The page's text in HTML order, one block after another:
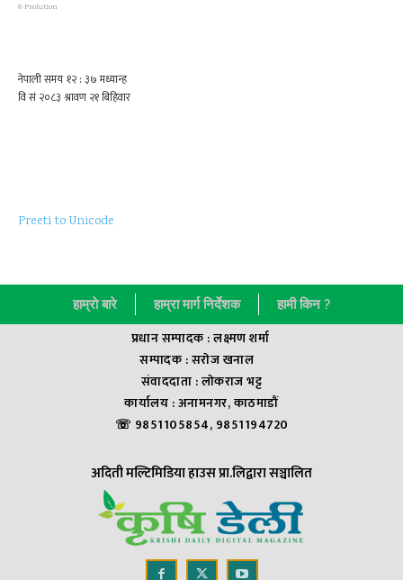
© Psolution
Preeti to Unicode
हाम्राे बारे हाम्रा मार्ग निर्देशक हामी किन ?
प्रधान सम्पादक : लक्ष्मण शर्मा
सम्पादक : सराेज खनाल
संवाददाता : लाेकराज भट्ट
कार्यालय : अनामनगर, काठमाडौं
☏ 9851105854, 9851194720
अदिती मल्टिमिडिया हाउस प्रा.लिद्वारा सञ्चालित